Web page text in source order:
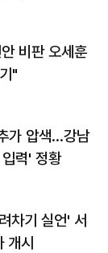
비판 오세훈
"
가 압색…강남
력' 정황
차기 실언' 서
개시